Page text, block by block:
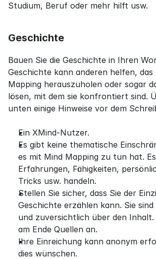
Studium, Beruf oder mehr hilft usw.
Geschichte
Bauen Sie die Geschichte in Ihren
Geschichte kann anderen helfen, das
Mapping herauszuholen oder sogar
lösen, mit dem sie konfrontiert sind.
unten einige Hinweise vor dem
Ein XMind-Nutzer.
Es gibt keine thematische
es mit Mind Mapping zu tun hat.
Erfahrungen, Fähigkeiten,
Tricks usw. handeln.
Stellen Sie sicher, dass Sie der
Geschichte erzählen kann. Sie
und zuversichtlich über den
am Ende Quellen an.
Ihre Einreichung kann anonym
dies wünschen.